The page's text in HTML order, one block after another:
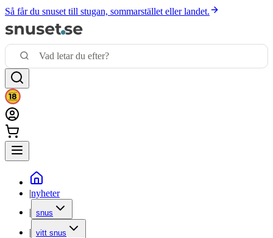
Så får du snuset till stugan, sommarstället eller landet.
|nyheter
| snus
| vitt snus